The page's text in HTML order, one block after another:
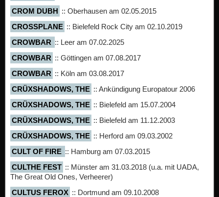
CROM DUBH :: Oberhausen am 02.05.2015
CROSSPLANE :: Bielefeld Rock City am 02.10.2019
CROWBAR :: Leer am 07.02.2025
CROWBAR :: Göttingen am 07.08.2017
CROWBAR :: Köln am 03.08.2017
CRÜXSHADOWS, THE :: Ankündigung Europatour 2006
CRÜXSHADOWS, THE :: Bielefeld am 15.07.2004
CRÜXSHADOWS, THE :: Bielefeld am 11.12.2003
CRÜXSHADOWS, THE :: Herford am 09.03.2002
CULT OF FIRE :: Hamburg am 07.03.2015
CULTHE FEST :: Münster am 31.03.2018 (u.a. mit UADA,
The Great Old Ones, Verheerer)
CULTUS FEROX :: Dortmund am 09.10.2008